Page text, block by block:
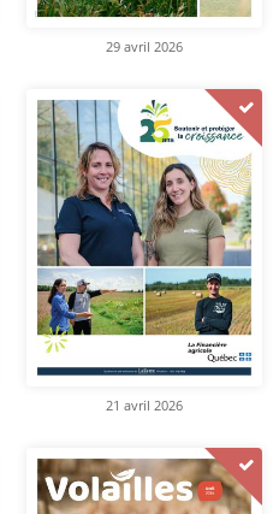
29 avril 2026
21 avril 2026